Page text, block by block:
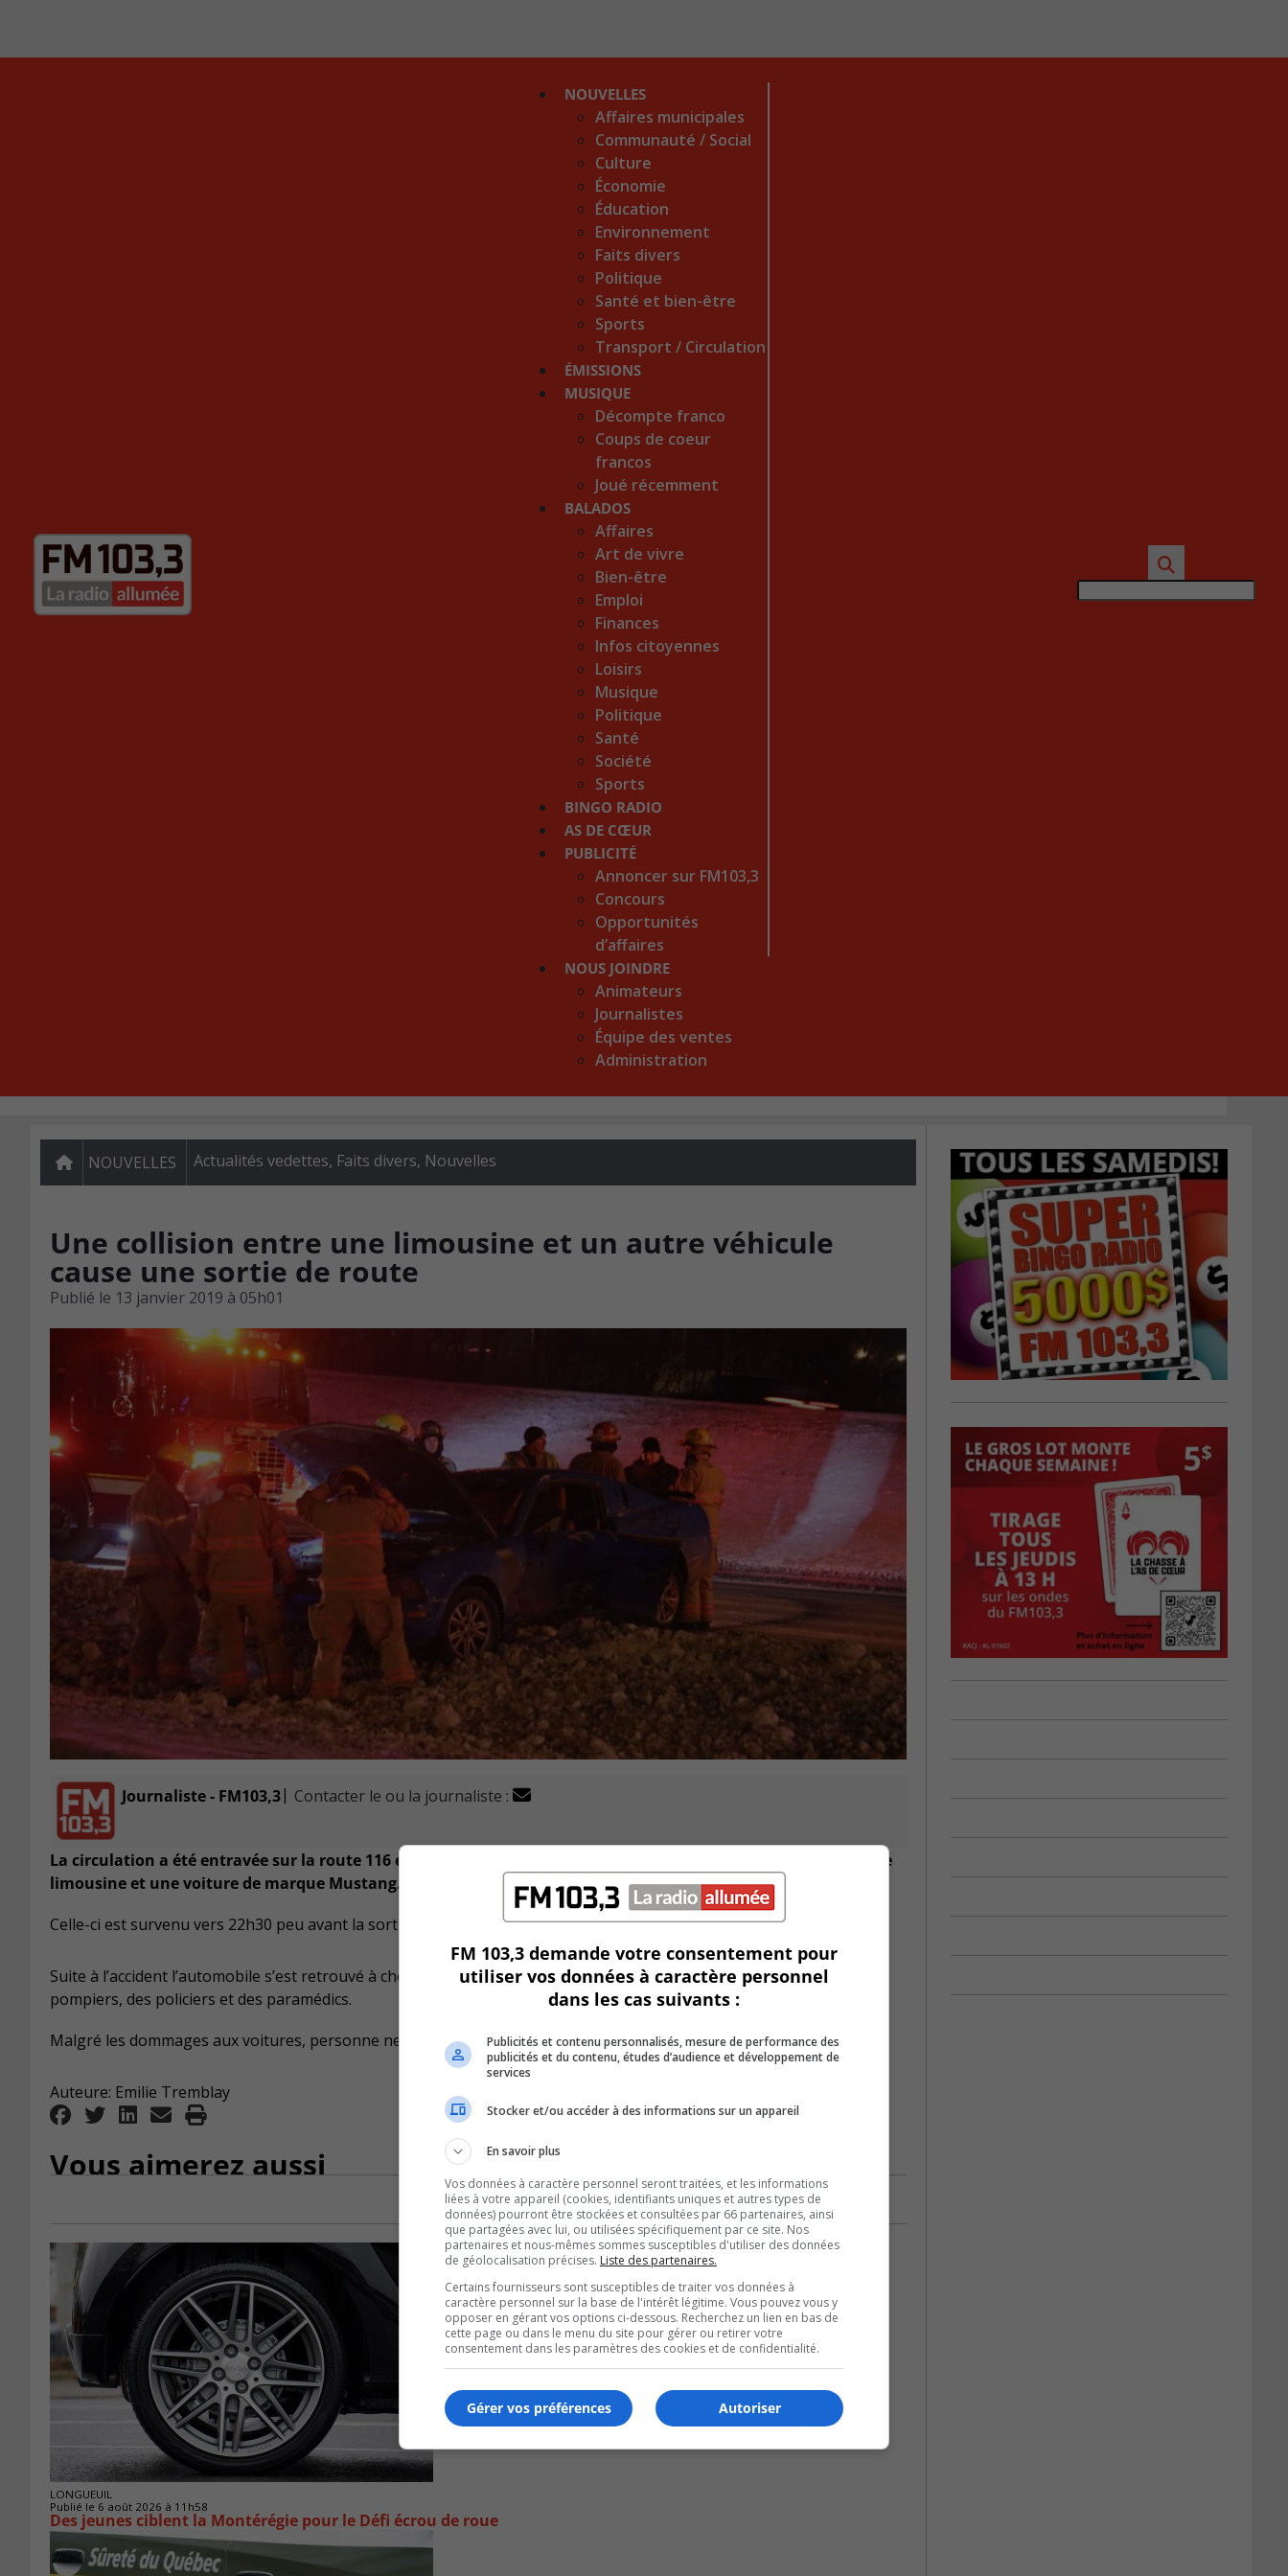
NOUVELLES
Affaires municipales
Communauté / Social
Culture
Économie
Éducation
Environnement
Faits divers
Politique
Santé et bien-être
Sports
Transport / Circulation
ÉMISSIONS
MUSIQUE
Décompte franco
Coups de coeur
francos
Joué récemment
BALADOS
Affaires
Art de vivre
Bien-être
Emploi
Finances
Infos citoyennes
Loisirs
Musique
Politique
Santé
Société
Sports
BINGO RADIO
AS DE CŒUR
PUBLICITÉ
Annoncer sur FM103,3
Concours
Opportunités
d’affaires
NOUS JOINDRE
Animateurs
Journalistes
Équipe des ventes
Administration
NOUVELLES Actualités vedettes, Faits divers, Nouvelles
Une collision entre une limousine et un autre véhicule
cause une sortie de route
Publié le 13 janvier 2019 à 05h01
Journaliste - FM103,3| Contacter le ou la journaliste :
La circulation a été entravée sur la route 116 en direction de Beloeil samedi soir suite à une collision entre une
limousine et une voiture de marque Mustang.
Celle-ci est survenu vers 22h30 peu avant la sortie du boulevard Édouard.
Suite à l’accident l’automobile s’est retrouvé à cheval sur la chaussé et le fossé, ce qui a nécessité l’intervention des
pompiers, des policiers et des paramédics.
Malgré les dommages aux voitures, personne ne semble avoir subi de blessure.
Auteure: Emilie Tremblay
Vous aimerez aussi
LONGUEUIL
Publié le 6 août 2026 à 11h58
Des jeunes ciblent la Montérégie pour le Défi écrou de roue
FM 103,3 demande votre consentement pour
utiliser vos données à caractère personnel
dans les cas suivants :
Publicités et contenu personnalisés, mesure de performance des
publicités et du contenu, études d’audience et développement de
services
Stocker et/ou accéder à des informations sur un appareil
En savoir plus
Vos données à caractère personnel seront traitées, et les informations
liées à votre appareil (cookies, identifiants uniques et autres types de
données) pourront être stockées et consultées par 66 partenaires, ainsi
que partagées avec lui, ou utilisées spécifiquement par ce site. Nos
partenaires et nous-mêmes sommes susceptibles d'utiliser des données
de géolocalisation précises. Liste des partenaires.
Certains fournisseurs sont susceptibles de traiter vos données à
caractère personnel sur la base de l'intérêt légitime. Vous pouvez vous y
opposer en gérant vos options ci-dessous. Recherchez un lien en bas de
cette page ou dans le menu du site pour gérer ou retirer votre
consentement dans les paramètres des cookies et de confidentialité.
Autoriser
Gérer vos préférences